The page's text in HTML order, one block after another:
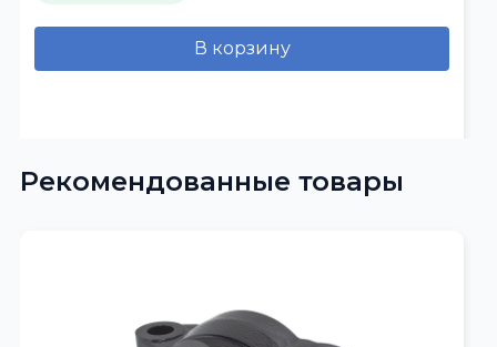
В корзину
Рекомендованные товары